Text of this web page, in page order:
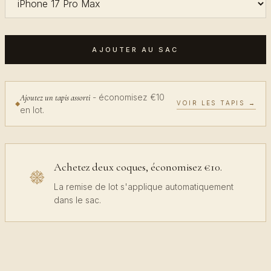
AJOUTER AU SAC
Ajoutez un tapis assorti - économisez €10
en lot.
VOIR LES TAPIS →
Achetez deux coques, économisez €10.
La remise de lot s'applique automatiquement
dans le sac.